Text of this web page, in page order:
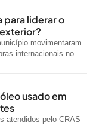
para liderar o
movimentaram
internacionais no
usado em
atendidos pelo CRAS